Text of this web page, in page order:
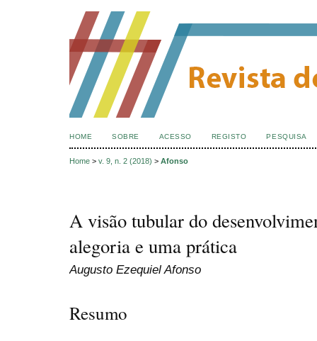
HOME SOBRE ACESSO REGISTO PESQUISA
Home > v. 9, n. 2 (2018) > Afonso
A visão tubular do
alegoria e uma prática
Augusto Ezequiel Afonso
Resumo